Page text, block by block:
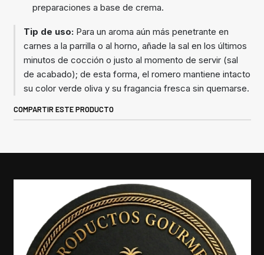
preparaciones a base de crema.
Tip de uso:Para un aroma aún más penetrante en
carnes a la parrilla o al horno, añade la sal en los últimos
minutos de cocción o justo al momento de servir (sal
de acabado); de esta forma, el romero mantiene intacto
su color verde oliva y su fragancia fresca sin quemarse.
COMPARTIR ESTE PRODUCTO